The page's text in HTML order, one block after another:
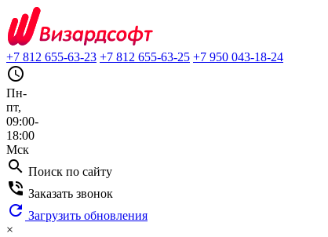
+7 812 655-63-23 +7 812 655-63-25 +7 950 043-18-24
query_builder
Пн-
пт,
09:00-
18:00
Мск
search Поиск по сайту
phone_in_talk Заказать звонок
refresh Загрузить обновления
×